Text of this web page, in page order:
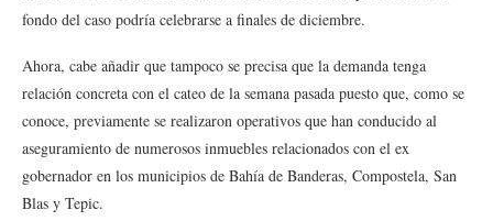
fondo del caso podría celebrarse a finales de diciembre.
Ahora, cabe añadir que tampoco se precisa que la demanda tenga
relación concreta con el cateo de la semana pasada puesto que, como se
conoce, previamente se realizaron operativos que han conducido al
aseguramiento de numerosos inmuebles relacionados con el ex
gobernador en los municipios de Bahía de Banderas, Compostela, San
Blas y Tepic.